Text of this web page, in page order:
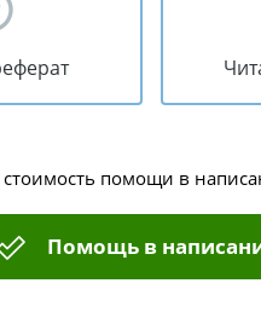
помощи в
Помощь в